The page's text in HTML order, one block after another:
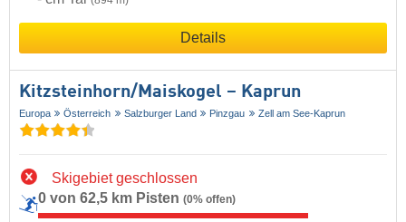
Details
Kitzsteinhorn/​Maiskogel – Kaprun
Europa Österreich Salzburger Land Pinzgau Zell am See-Kaprun
Skigebiet geschlossen
0 von 62,5 km Pisten (0% offen)